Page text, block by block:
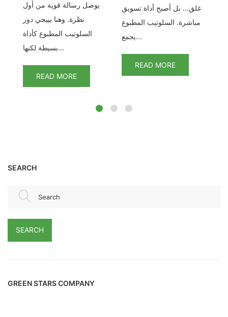
يوصل رسالة قوية من أول
نظرة. وهنا بييجي دور
السلوتيب المطبوع كأداة
بسيطة لكنها...
READ MORE
غلق… بل أصبح أداة تسويق
مباشرة. السلوتيب المطبوع
يجمع...
READ MORE
SEARCH
Search
SEARCH
GREEN STARS COMPANY